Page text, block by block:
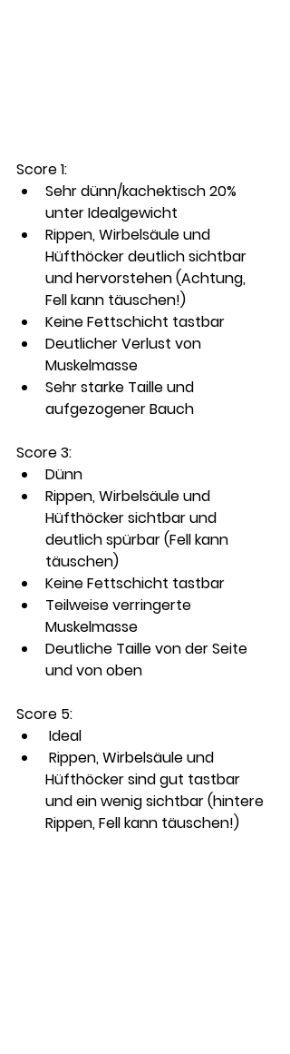
Score 1:
Sehr dünn/kachektisch 20%
unter Idealgewicht
Rippen, Wirbelsäule und
Hüfthöcker deutlich sichtbar
und hervorstehen (Achtung,
Fell kann täuschen!)
Keine Fettschicht tastbar
Deutlicher Verlust von
Muskelmasse
Sehr starke Taille und
aufgezogener Bauch
Score 3:
Dünn
Rippen, Wirbelsäule und
Hüfthöcker sichtbar und
deutlich spürbar (Fell kann
täuschen)
Keine Fettschicht tastbar
Teilweise verringerte
Muskelmasse
Deutliche Taille von der Seite
und von oben
Score 5:
Ideal
Hüfthöcker sind gut tastbar
und ein wenig sichtbar (hintere
Rippen, Fell kann täuschen!)